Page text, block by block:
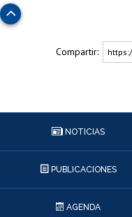
Subir
Compartir:
NOTICIAS
PUBLICACIONES
AGENDA